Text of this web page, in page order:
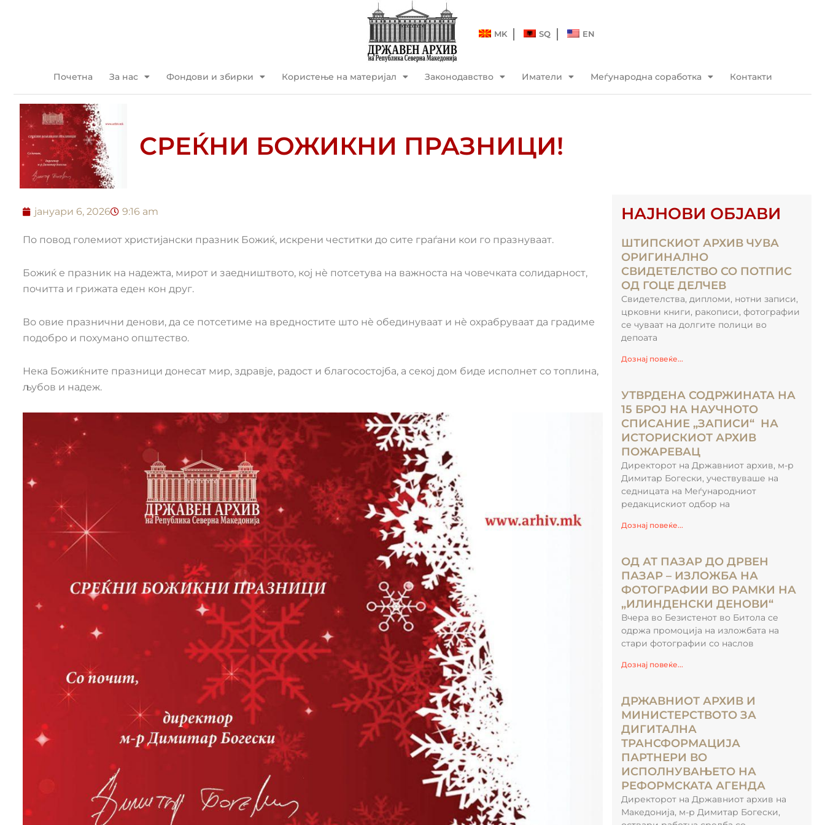
MK SQ EN
Почетна За нас Фондови и збирки Користење на материјал Законодавство Иматели Меѓународна соработка Контакти
СРЕЌНИ БОЖИКНИ ПРАЗНИЦИ!
јануари 6, 2026 9:16 am
По повод големиот христијански празник Божиќ, искрени честитки до сите граѓани кои го празнуваат.
Божиќ е празник на надежта, мирот и заедништвото, кој нè потсетува на важноста на човечката солидарност,
почитта и грижата еден кон друг.
Во овие празнични денови, да се потсетиме на вредностите што нè обединуваат и нè охрабруваат да градиме
подобро и похумано општество.
Нека Божиќните празници донесат мир, здравје, радост и благосостојба, а секој дом биде исполнет со топлина,
љубов и надеж.
НАЈНОВИ ОБЈАВИ
ШТИПСКИОТ АРХИВ ЧУВА
ОРИГИНАЛНО
СВИДЕТЕЛСТВО СО ПОТПИС
ОД ГОЦЕ ДЕЛЧЕВ
Свидетелства, дипломи, нотни записи,
црковни книги, ракописи, фотографии
се чуваат на долгите полици во
депоата
Дознај повеќе...
УТВРДЕНА СОДРЖИНАТА НА
15 БРОЈ НА НАУЧНОТО
СПИСАНИЕ „ЗАПИСИ“ НА
ИСТОРИСКИОТ АРХИВ
ПОЖАРЕВАЦ
Директорот на Државниот архив, м-р
Димитар Богески, учествуваше на
седницата на Меѓународниот
редакцискиот одбор на
Дознај повеќе...
ОД АТ ПАЗАР ДО ДРВЕН
ПАЗАР – ИЗЛОЖБА НА
ФОТОГРАФИИ ВО РАМКИ НА
„ИЛИНДЕНСКИ ДЕНОВИ“
Вчера во Безистенот во Битола се
одржа промоција на изложбата на
стари фотографии со наслов
Дознај повеќе...
ДРЖАВНИОТ АРХИВ И
МИНИСТЕРСТВОТО ЗА
ДИГИТАЛНА
ТРАНСФОРМАЦИЈА
ПАРТНЕРИ ВО
ИСПОЛНУВАЊЕТО НА
РЕФОРМСКАТА АГЕНДА
Директорот на Државниот архив на
Македонија, м-р Димитар Богески,